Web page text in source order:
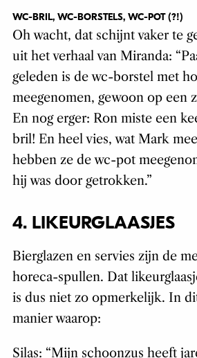
WC-BRIL, WC-BORSTELS, WC-POT (?!)
Oh wacht, dat schijnt vaker te
uit het verhaal van Miranda:
geleden is de wc-borstel met
meegenomen, gewoon op een
En nog erger: Ron miste een
bril! En heel vies, wat Mark
hebben ze de wc-pot
hij was door getrokken.”
4. LIKEURGLAASJES
Bierglazen en servies zijn de
horeca-spullen. Dat
is dus niet zo opmerkelijk. In
manier waarop:
Silas: “Mijn schoonzus heeft